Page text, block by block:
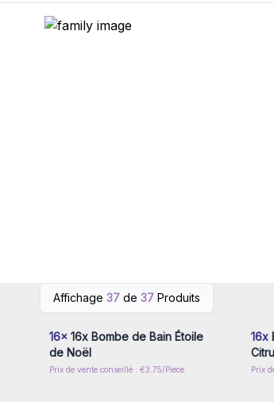
Affichage 37 de 37 Produits
vous pour accéder aux prix de
gros
16x 16x Bombe de Bain Étoile
de Noël
Prix de vente conseillé : €3.75/Piece
16x
Prix
Connectez-vous ou inscrivez-